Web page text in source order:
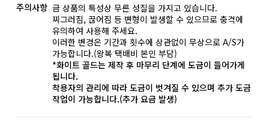
주의사항 금 상품의 특성상 무른 성질을 가지고 있습니다.
찌그러짐, 끊어짐 등 변형이 발생할 수 있으므로 충격에
유의하여 사용해 주세요.
이러한 변경은 기간과 횟수에 상관없이 무상으로 A/S가
가능합니다.(왕복 택배비 본인 부담)
*화이트 골드는 제작 후 마무리 단계에 도금이 들어가게
됩니다.
착용자의 관리에 따라 도금이 벗겨질 수 있으며 추가 도금
작업이 가능합니다.(추가 요금 발생)